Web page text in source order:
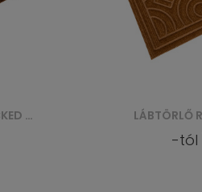
LÁBTÖRLŐ RUBBER BACKED PP WITHOUT EDGES (VI 4017) - BRĄZOWY
-tól